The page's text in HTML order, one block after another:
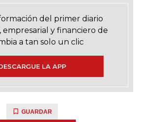
del primer diario
empresarial y financiero de
a tan solo un clic
LA APP
GUARDAR